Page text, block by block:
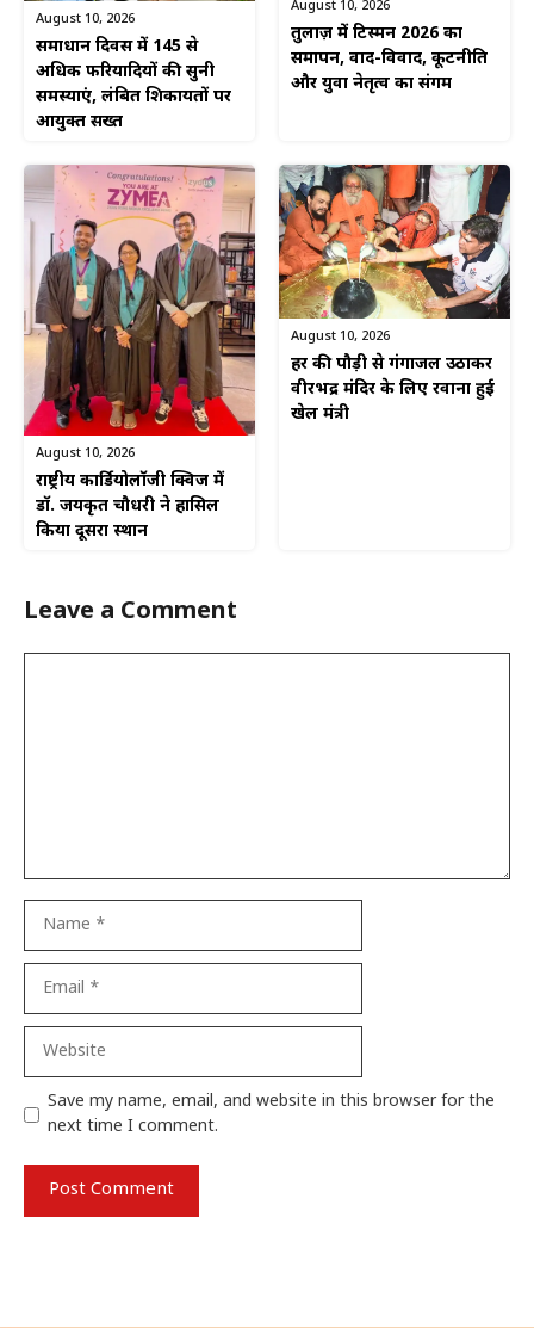
August 10, 2026
समाधान दिवस में 145 से
अधिक फरियादियों की सुनी
समस्याएं, लंबित शिकायतों पर
आयुक्त सख्त
August 10, 2026
तुलाज़ में टिस्मन 2026 का
समापन, वाद-विवाद, कूटनीति
और युवा नेतृत्व का संगम
August 10, 2026
राष्ट्रीय कार्डियोलॉजी क्विज में
डॉ. जयकृत चौधरी ने हासिल
किया दूसरा स्थान
August 10, 2026
हर की पौड़ी से गंगाजल उठाकर
वीरभद्र मंदिर के लिए रवाना हुई
खेल मंत्री
Leave a Comment
Website
Save my name, email, and website in this browser for the
next time I comment.